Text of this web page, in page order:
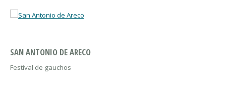
SAN ANTONIO DE ARECO
Festival de gauchos